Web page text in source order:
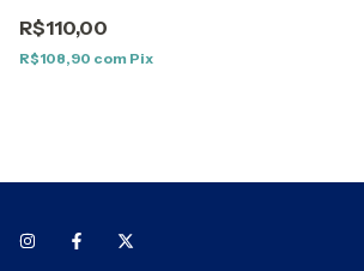
R$110,00
R$108,90 com Pix